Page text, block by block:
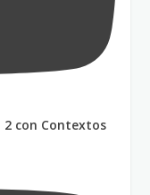
2 con Contextos